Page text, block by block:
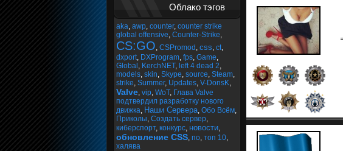
Облако тэгов
aka, awp, counter, counter strike
global offensive, Counter-Strike,
CS:GO, CSPromod , css, ct,
dxport, DXProgram, fps, Game,
Global , KerchNET, left 4 dead 2,
models, skin, Skype, source, Steam,
strike, Summer, Updates, V-DonsK,
Valve, vip, WoT, Глава Valve
подтвердил разработку нового
движка, Наши Сервера, Обо Всём,
Приколы, Создать сервер,
киберспорт, конкурс, новости,
обновление CSS, по, топ 10,
халява